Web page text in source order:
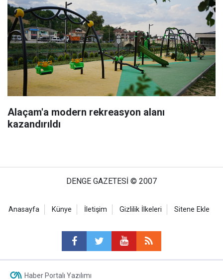
Alaçam'a modern rekreasyon alanı
kazandırıldı
DENGE GAZETESİ © 2007
Anasayfa Künye İletişim Gizlilik İlkeleri Sitene Ekle
Haber Portalı Yazılımı